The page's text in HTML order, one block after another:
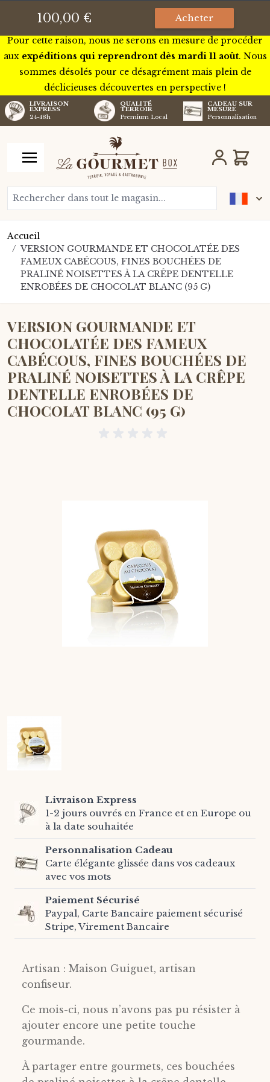
Nous serons pour quelques jours en tournée à travers la
France pour rencontrer certains de nos futurs artisans.
Pour cette raison, nous ne serons en mesure de procéder
aux expéditions qui reprendront dès mardi 11 août. Nous
sommes désolés pour ce désagrément mais plein de
déclicieuses découvertes en perspective !
LIVRAISON
EXPRESS
24-48h
QUALITÉ
TERROIR
Premium Local
CADEAU SUR
MESURE
Personnalisation
Rechercher dans tout le magasin...
Chariot
Accueil
/ VERSION GOURMANDE ET CHOCOLATÉE DES
FAMEUX CABÉCOUS, FINES BOUCHÉES DE
PRALINÉ NOISETTES À LA CRÊPE DENTELLE
ENROBÉES DE CHOCOLAT BLANC (95 G)
VERSION GOURMANDE ET
CHOCOLATÉE DES FAMEUX
CABÉCOUS, FINES BOUCHÉES DE
PRALINÉ NOISETTES À LA CRÊPE
DENTELLE ENROBÉES DE
CHOCOLAT BLANC (95 G)
100,00 € Acheter
Livraison Express
1-2 jours ouvrés en France et en Europe ou
à la date souhaitée
Personnalisation Cadeau
Carte élégante glissée dans vos cadeaux
avec vos mots
Paiement Sécurisé
Paypal, Carte Bancaire paiement sécurisé
Stripe, Virement Bancaire
Artisan : Maison Guiguet, artisan
confiseur.
Ce mois-ci, nous n’avons pas pu résister à
ajouter encore une petite touche
gourmande.
À partager entre gourmets, ces bouchées